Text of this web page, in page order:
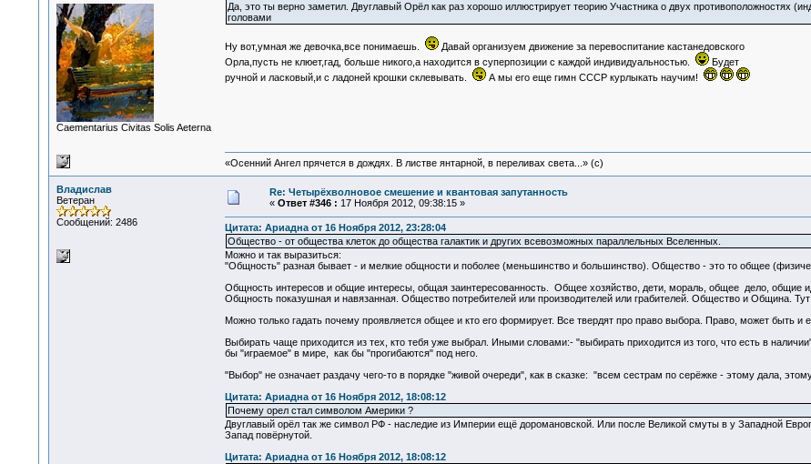
Сaementarius Civitas Solis Aeterna
Да, это ты верно заметил. Двуглавый Орёл как раз хорошо иллюстрирует теорию Участника о двух противоположностях
головами
Ну вот,умная же девочка,все понимаешь.
Давай организуем движение за перевоспитание кастанедовского
Орла,пусть не клюет,гад, больше никого,а находится в суперпозиции с каждой индивидуальностью.
Будет
ручной и ласковый,и с ладоней крошки склевывать.
А мы его еще гимн СССР курлыкать научим!
«Осенний Ангел прячется в дождях. В листве янтарной, в переливах света...» (c)
Владислав
Ветеран
Сообщений: 2486
Re: Четырёхволновое смешение и квантовая запутанность
« Ответ #346 : 17 Ноября 2012, 09:38:15 »
Цитата: Ариадна от 16 Ноября 2012, 23:28:04
Общество - от общества клеток до общества галактик и других всевозможных параллельных Вселенных.
Можно и так выразиться:
"Общность" разная бывает - и мелкие общности и поболее (меньшинство и большинство). Общество - это то общее
Общность интересов и общие интересы, общая заинтересованность. Общее хозяйство, дети, мораль, общее дело, общие
Общность показушная и навязанная. Общество потребителей или производителей или грабителей. Общество и Община.
Можно только гадать почему проявляется общее и кто его формирует. Все твердят про право выбора. Право, может быть и
Выбирать чаще приходится из тех, кто тебя уже выбрал. Иными словами:- "выбирать приходится из того, что есть в
бы "играемое" в мире, как бы "прогибаются" под него.
"Выбор" не означает раздачу чего-то в порядке "живой очереди", как в сказке: "всем сестрам по серёжке - этому дала, этому
Цитата: Ариадна от 16 Ноября 2012, 18:08:12
Почему орел стал символом Америки ?
Двуглавый орёл так же символ РФ - наследие из Империи ещё доромановской. Или после Великой смуты в у Западной
Запад повёрнутой.
Цитата: Ариадна от 16 Ноября 2012, 18:08:12